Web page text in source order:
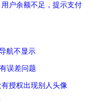
户余额不足，提示支付
航不显示
误差问题
授权出现别人头像